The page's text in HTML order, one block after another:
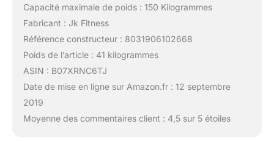
Capacité maximale de poids : 150 Kilogrammes
Fabricant : Jk Fitness
Référence constructeur : 8031906102668
Poids de l’article : 41 kilogrammes
ASIN : B07XRNC6TJ
Date de mise en ligne sur Amazon.fr : 12 septembre
2019
Moyenne des commentaires client : 4,5 sur 5 étoiles